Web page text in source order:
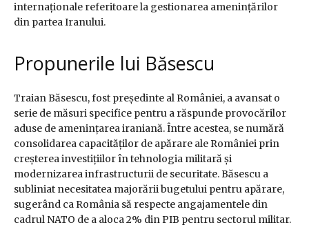
internaționale referitoare la gestionarea amenințărilor
din partea Iranului.
Propunerile lui Băsescu
Traian Băsescu, fost președinte al României, a avansat o
serie de măsuri specifice pentru a răspunde provocărilor
aduse de amenințarea iraniană. Între acestea, se numără
consolidarea capacităților de apărare ale României prin
creșterea investițiilor în tehnologia militară și
modernizarea infrastructurii de securitate. Băsescu a
subliniat necesitatea majorării bugetului pentru apărare,
sugerând ca România să respecte angajamentele din
cadrul NATO de a aloca 2% din PIB pentru sectorul militar.